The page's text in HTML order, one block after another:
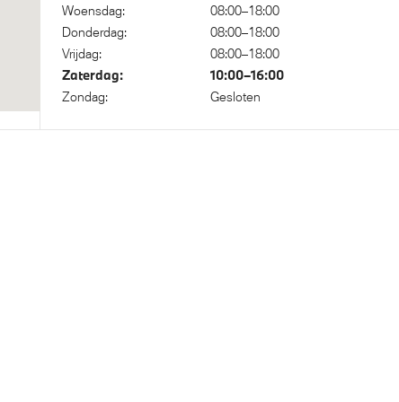
Woensdag:
08:00–18:00
Donderdag:
08:00–18:00
Vrijdag:
08:00–18:00
Zaterdag: 10:00–16:00
Zondag: Gesloten